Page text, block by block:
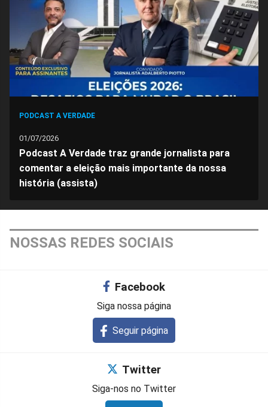
FacebookWhatsappTwitterMessengerTelegramGettr
PODCAST A VERDADE
01/07/2026
Podcast A Verdade traz grande jornalista para
comentar a eleição mais importante da nossa
história (assista)
NOSSAS REDES SOCIAIS
Facebook
Siga nossa página
Seguir página
Twitter
Siga-nos no Twitter